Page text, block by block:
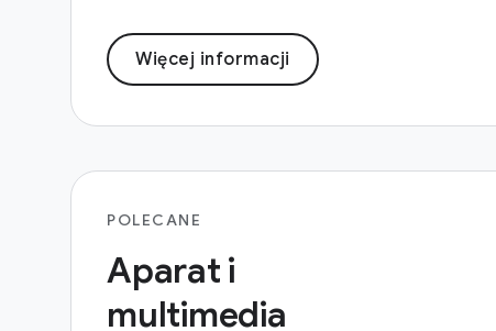
Więcej informacji
POLECANE
Aparat i
multimedia